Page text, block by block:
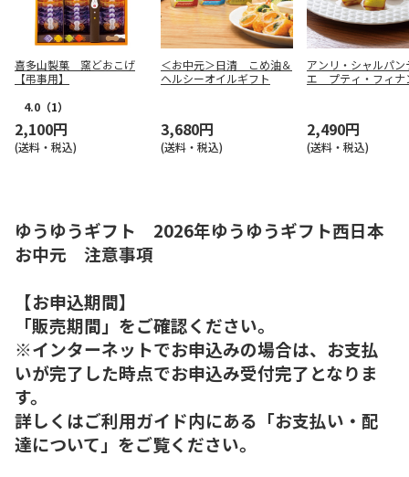
喜多山製菓 窯どおこげ
【弔事用】
4.0 （1）
2,100円
(送料・税込)
＜お中元＞日清 こめ油＆
ヘルシーオイルギフト
3,680円
(送料・税込)
アンリ・シャルパン
エ プティ・フィナ
2,490円
(送料・税込)
ゆうゆうギフト 2026年ゆうゆうギフト西日本
お中元 注意事項
【お申込期間】
「販売期間」をご確認ください。
※インターネットでお申込みの場合は、お支払
いが完了した時点でお申込み受付完了となりま
す。
詳しくはご利用ガイド内にある「お支払い・配
達について」をご覧ください。